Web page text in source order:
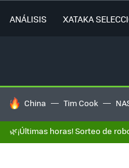
ANÁLISIS XATAKA
HOY SE HABLA DE
China Tim Cook
🌿¡Últimas horas! Sorteo de